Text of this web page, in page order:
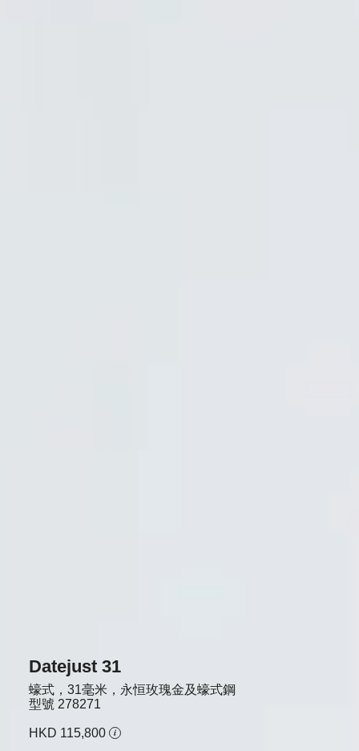
Datejust 31
蠔式，31毫米，永恒玫瑰金及蠔式鋼
型號 278271
HKD 115,800